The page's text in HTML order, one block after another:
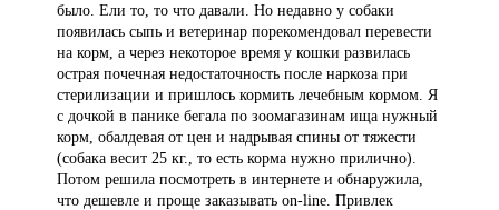
было. Ели то, то что давали. Но недавно у собаки
появилась сыпь и ветеринар порекомендовал перевести
на корм, а через некоторое время у кошки развилась
острая почечная недостаточность после наркоза при
стерилизации и пришлось кормить лечебным кормом. Я
с дочкой в панике бегала по зоомагазинам ища нужный
корм, обалдевая от цен и надрывая спины от тяжести
(собака весит 25 кг., то есть корма нужно прилично).
Потом решила посмотреть в интернете и обнаружила,
что дешевле и проще заказывать on-line. Привлек